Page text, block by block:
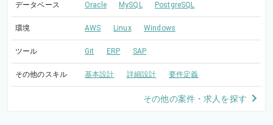
データベース Oracle MySQL PostgreSQL
環境 AWS Linux Windows
ツール Git ERP SAP
その他のスキル 基本設計 詳細設計 要件定義
その他の案件・求人を探す